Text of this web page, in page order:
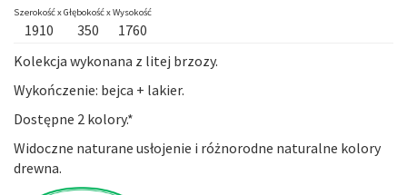
Szerokość xGłębokość xWysokość
1910 350
1760
Kolekcja wykonana z litej brzozy.
Wykończenie: bejca + lakier.
Dostępne 2 kolory.*
Widoczne naturane usłojenie i różnorodne naturalne kolory
drewna.